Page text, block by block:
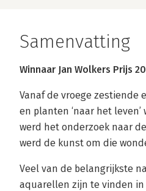
Samenvatting
Winnaar Jan Wolkers Prijs
Vanaf de vroege zestiende
en planten ‘naar het
werd het onderzoek naar
werd de kunst om die
Veel van de belangrijkste
aquarellen zijn te vinden in